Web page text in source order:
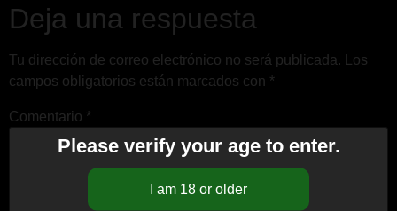
Deja una respuesta
Tu dirección de correo electrónico no será publicada.
Los
campos obligatorios están marcados con *
Comentario *
Please verify your age to enter.